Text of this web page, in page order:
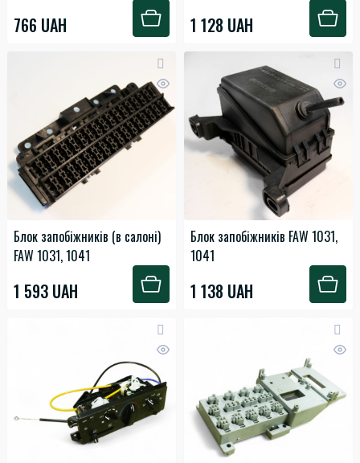
766 UAH 1 128 UAH
Блок запобіжників (в салоні)
FAW 1031, 1041
1 593 UAH
Блок запобіжників FAW 1031,
1041
1 138 UAH